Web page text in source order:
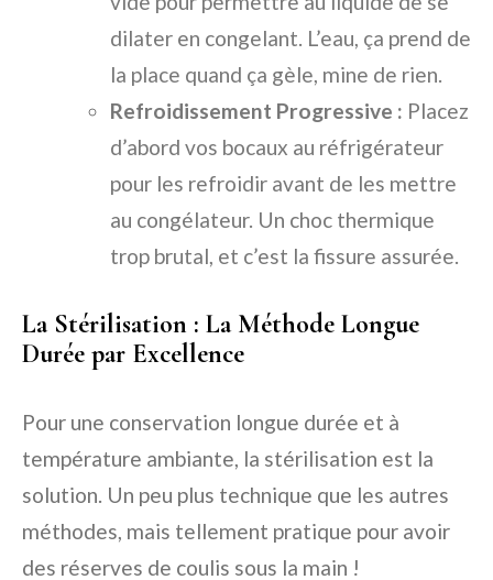
dilater en congelant. L’eau, ça prend de
la place quand ça gèle, mine de rien.
Refroidissement Progressive : Placez
d’abord vos bocaux au réfrigérateur
pour les refroidir avant de les mettre
au congélateur. Un choc thermique
trop brutal, et c’est la fissure assurée.
La Stérilisation : La Méthode Longue
Durée par Excellence
Pour une conservation longue durée et à
température ambiante, la stérilisation est la
solution. Un peu plus technique que les autres
méthodes, mais tellement pratique pour avoir
des réserves de coulis sous la main !